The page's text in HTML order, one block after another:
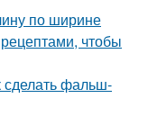
по ширине
чтобы
фальш-